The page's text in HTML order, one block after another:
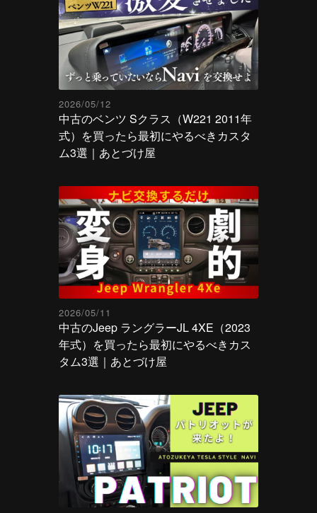
2026/05/12
中古のベンツ Sクラス（W221 2011年
式）を買ったら最初にやるべきカスタ
ム3選｜あとづけ屋
2026/05/11
中古のJeep ラングラーJL 4XE（2023
年式）を買ったら最初にやるべきカス
タム3選｜あとづけ屋